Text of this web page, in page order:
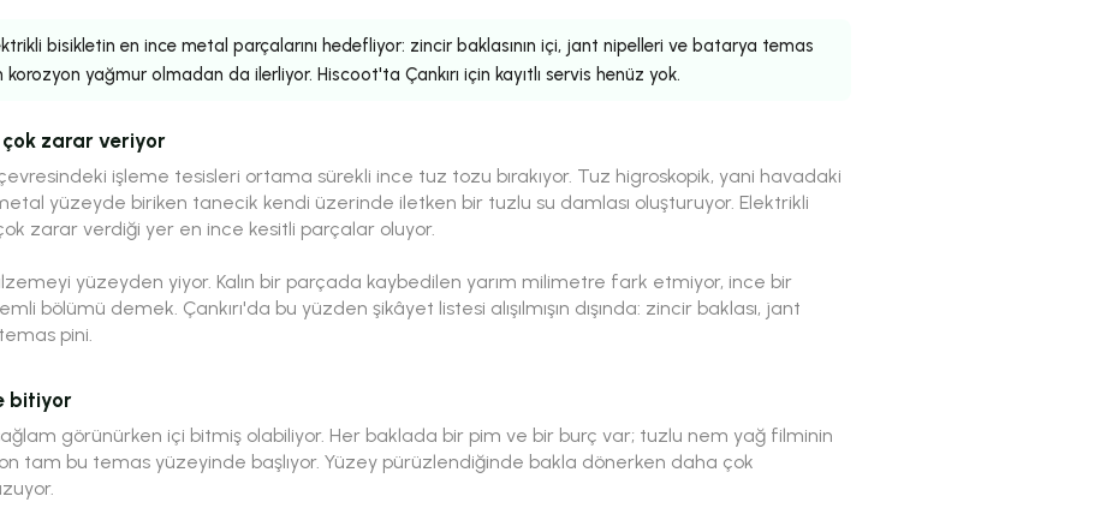
bisikletin en ince metal parçalarını hedefliyor: zincir baklasının içi, jant nipelleri ve batarya temas
yağmur olmadan da ilerliyor. Hiscoot'ta Çankırı için kayıtlı servis henüz yok.
zarar veriyor
işleme tesisleri ortama sürekli ince tuz tozu bırakıyor. Tuz higroskopik, yani havadaki
yüzeyde biriken tanecik kendi üzerinde iletken bir tuzlu su damlası oluşturuyor. Elektrikli
zarar verdiği yer en ince kesitli parçalar oluyor.
yüzeyden yiyor. Kalın bir parçada kaybedilen yarım milimetre fark etmiyor, ince bir
bölümü demek. Çankırı'da bu yüzden şikâyet listesi alışılmışın dışında: zincir baklası, jant
pini.
bitiyor
sağlam görünürken içi bitmiş olabiliyor. Her baklada bir pim ve bir burç var; tuzlu nem yağ filminin
tam bu temas yüzeyinde başlıyor. Yüzey pürüzlendiğinde bakla dönerken daha çok